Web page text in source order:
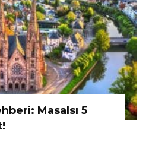
Masalsı 5